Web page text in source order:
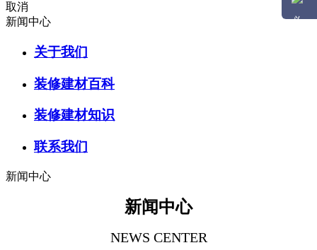
取消
新闻中心
关于我们
装修建材百科
装修建材知识
联系我们
新闻中心
新闻中心
NEWS CENTER